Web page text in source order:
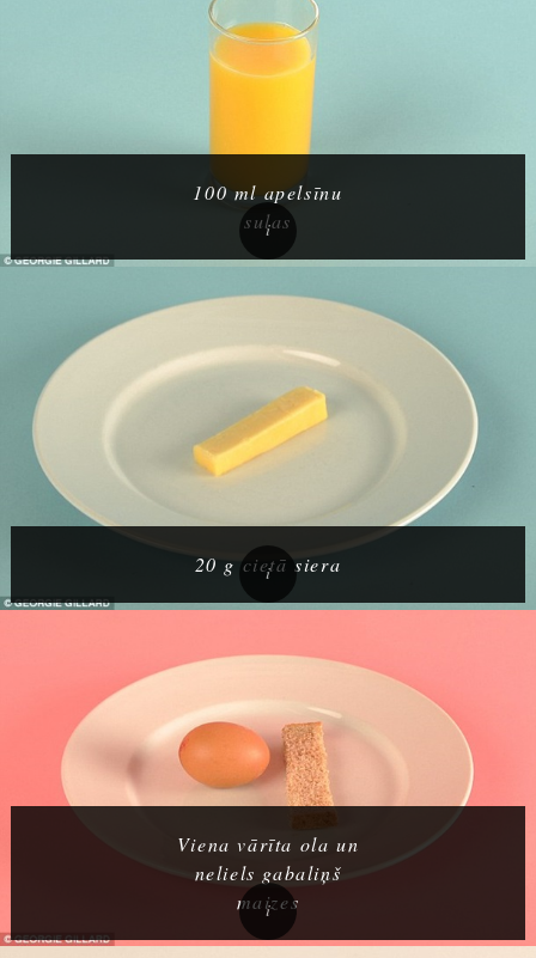
100 ml apelsīnu
sulas
20 g cietā siera
Viena vārīta ola un
neliels gabaliņš
maizes